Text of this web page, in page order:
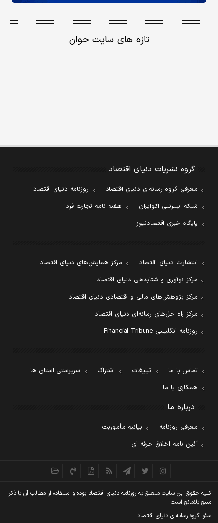
تازه های سایت خوان
گروه نشریات دنیای اقتصاد
معرفی گروه رسانه‌ای دنیای اقتصاد
روزنامه دنیای اقتصاد
شبکه اینترنتی اکوایران
هفته نامه تجارت فردا
پایگاه خبری اقتصادنیوز
انتشارات دنیای اقتصاد
مرکز همایش‌های دنیای اقتصاد
مرکز نوآوری و شتابدهی دنیای اقتصاد
مرکز پژوهش‌های مالی و اقتصادی دنیای اقتصاد
مرکز راه حل‌های رسانه‌ای دنیای اقتصاد
روزنامه انگلیسی Financial Tribune
تماس با ما تبلیغات اشتراک
سرپرستی استان ها
همکاری با ما
درباره ما
معرفی روزنامه
بیانیه مأموریت
آئین نامه اخلاق حرفه ای
کليه حقوق اين سايت متعلق به روزنامه دنيای اقتصاد بوده و استفاده از مطالب آن با ذکر
منبع بلامانع است
سئو: گروه رسانه‌ای دنیای اقتصاد